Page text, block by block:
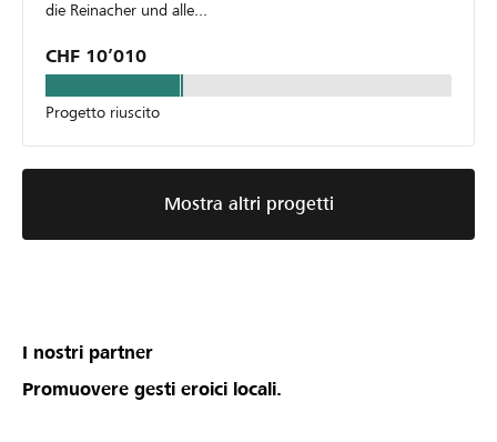
die Reinacher und alle...
CHF 10’010
Progetto riuscito
Mostra altri progetti
I nostri partner
Promuovere gesti eroici locali.